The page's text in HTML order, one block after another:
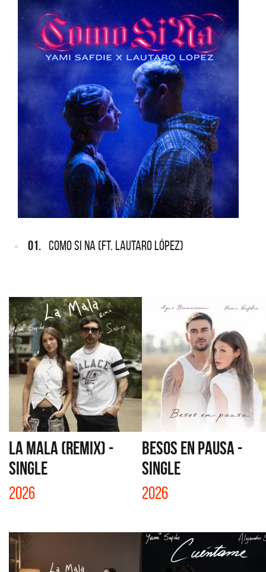
01. COMO SI NA (FT. LAUTARO LÓPEZ)
LA MALA (REMIX) -
SINGLE
2026
BESOS EN PAUSA -
SINGLE
2026